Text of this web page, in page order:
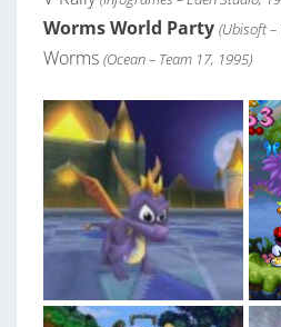
Worms World Party (Ubisoft –
Worms (Ocean – Team 17, 1995)